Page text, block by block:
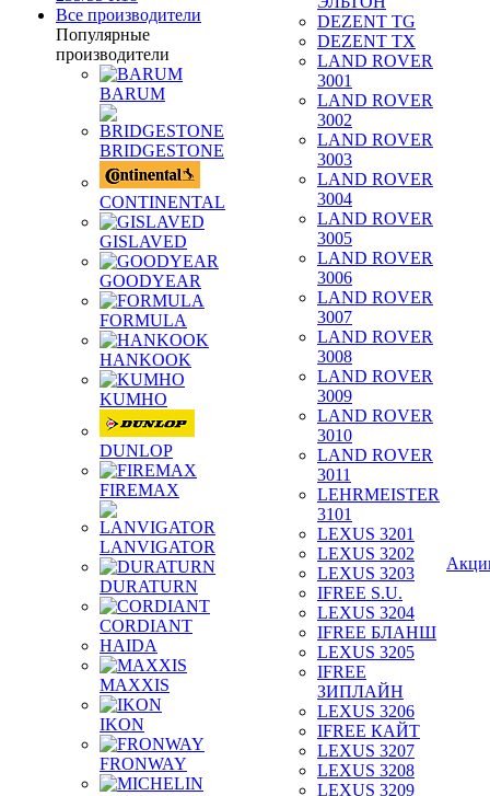
Все производители
Популярные
производители
BARUM
BRIDGESTONE
CONTINENTAL
GISLAVED
GOODYEAR
FORMULA
HANKOOK
KUMHO
DUNLOP
FIREMAX
LANVIGATOR
DURATURN
CORDIANT
HAIDA
MAXXIS
IKON
FRONWAY
DEZENT TG
DEZENT TX
LAND ROVER
3001
LAND ROVER
3002
LAND ROVER
3003
LAND ROVER
3004
LAND ROVER
3005
LAND ROVER
3006
LAND ROVER
3007
LAND ROVER
3008
LAND ROVER
3009
LAND ROVER
3010
LAND ROVER
3011
LEHRMEISTER
3101
LEXUS 3201
LEXUS 3202
LEXUS 3203
IFREE S.U.
LEXUS 3204
IFREE БЛАНШ
LEXUS 3205
IFREE
ЗИПЛАЙН
LEXUS 3206
IFREE КАЙТ
LEXUS 3207
LEXUS 3208
LEXUS 3209